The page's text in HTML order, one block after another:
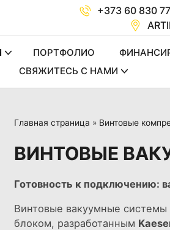
+373 60 830
ПОРТФОЛИО
СВЯЖИТЕCЬ C НАМИ
Главная страница » Винтовые
ВИНТОВЫЕ
Готовность к подключению:
Винтовые вакуумные
блоком, разработанным